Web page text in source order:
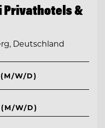
Privathotels &
Deutschland
(M/W/D)
(M/W/D)